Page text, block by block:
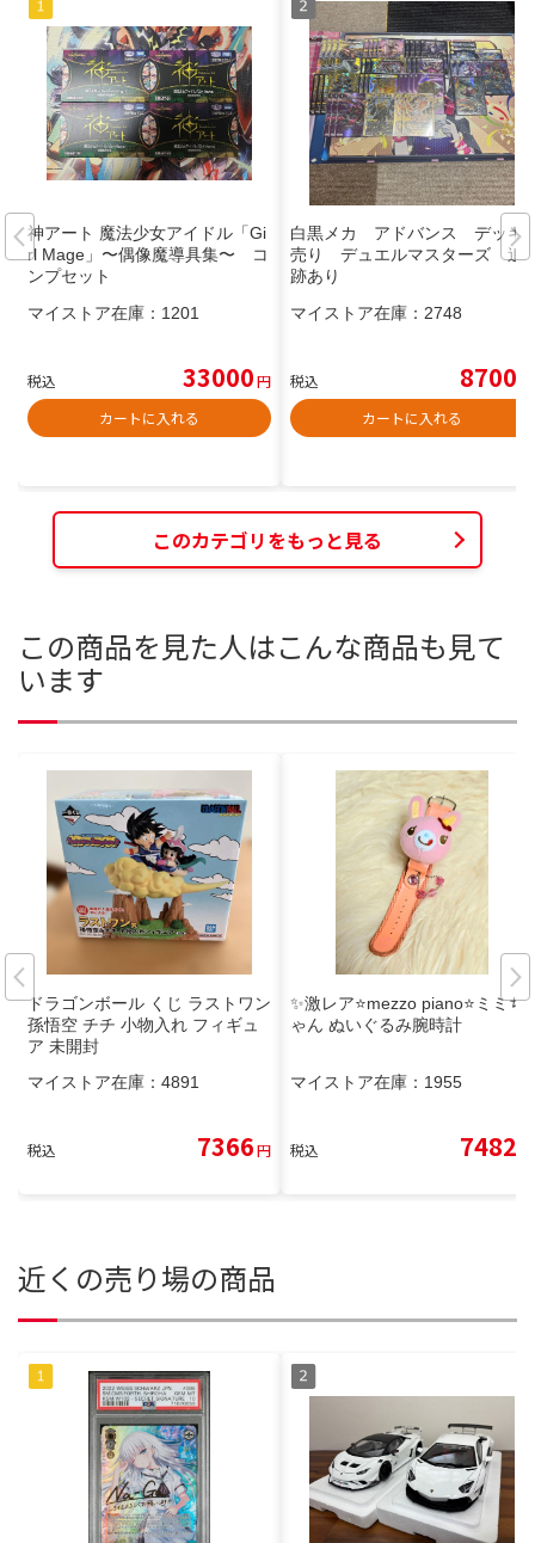
神アート 魔法少女アイドル「Gi
rl Mage」〜偶像魔導具集〜 コ
ンプセット
マイストア在庫： 1201
税込 33000円
カートに入れる
白黒メカ アドバンス デッキ
売り デュエルマスターズ 追
跡あり
マイストア在庫： 2748
税込 8700
カートに入れる
このカテゴリをもっと見る
この商品を見た人はこんな商品も見て
います
ドラゴンボール くじ ラストワン
孫悟空 チチ 小物入れ フィギュ
ア 未開封
マイストア在庫： 4891
税込 7366円
✨️激レア⭐️mezzo piano⭐️ミミち
ゃん ぬいぐるみ腕時計
マイストア在庫： 1955
税込 7482
近くの売り場の商品